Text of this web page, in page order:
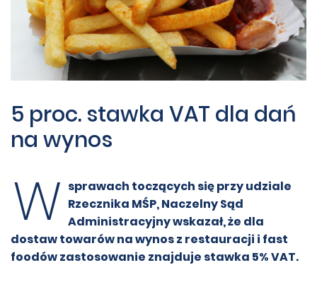
5 proc. stawka VAT dla dań
na wynos
W sprawach toczących się przy udziale
Rzecznika MŚP, Naczelny Sąd
Administracyjny wskazał, że dla
dostaw towarów na wynos z restauracji i fast
foodów zastosowanie znajduje stawka 5% VAT.